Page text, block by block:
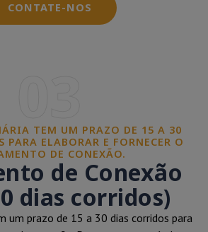
CONTATE-NOS
TEM UM PRAZO DE 15 A 30
PARA ELABORAR E FORNECER O
DE CONEXÃO.
de Conexão
dias corridos)
um prazo de 15 a 30 dias corridos para